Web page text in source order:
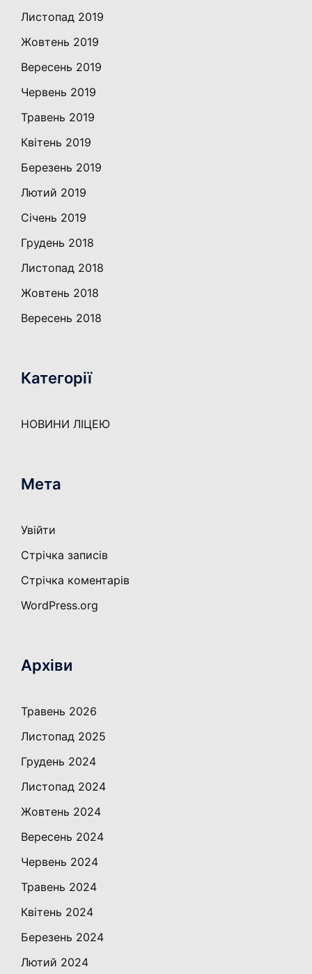
Листопад 2019
Жовтень 2019
Вересень 2019
Червень 2019
Травень 2019
Квітень 2019
Березень 2019
Лютий 2019
Січень 2019
Грудень 2018
Листопад 2018
Жовтень 2018
Вересень 2018
Категорії
НОВИНИ ЛІЦЕЮ
Мета
Увійти
Стрічка записів
Стрічка коментарів
WordPress.org
Архіви
Травень 2026
Листопад 2025
Грудень 2024
Листопад 2024
Жовтень 2024
Вересень 2024
Червень 2024
Травень 2024
Квітень 2024
Березень 2024
Лютий 2024